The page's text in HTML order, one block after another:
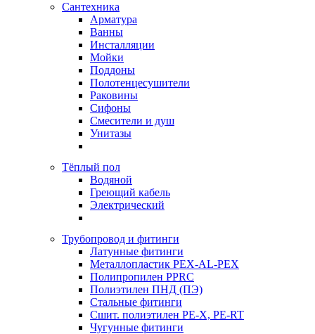
Сантехника
Арматура
Ванны
Инсталляции
Мойки
Поддоны
Полотенцесушители
Раковины
Сифоны
Смесители и душ
Унитазы
Тёплый пол
Водяной
Греющий кабель
Электрический
Трубопровод и фитинги
Латунные фитинги
Металлопластик PEX-AL-PEX
Полипропилен PPRC
Полиэтилен ПНД (ПЭ)
Стальные фитинги
Сшит. полиэтилен PE-X, PE-RT
Чугунные фитинги